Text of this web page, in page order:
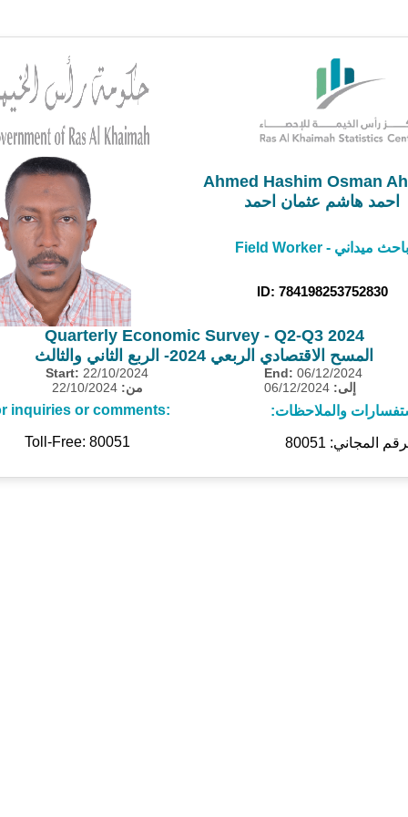
Ahmed Hashim Osman
احمد هاشم عثمان احمد
Field Worker - باحث ميداني
ID: 784198253752830
Quarterly Economic Survey - Q2-Q3 2024
المسح الاقتصادي الربعي 2024- الربع الثاني والثالث
Start: 22/10/2024 End: 06/12/2024
من:
إلى:
inquiries or comments:
والملاحظات:
Toll-Free: 80051
المجاني: 80051